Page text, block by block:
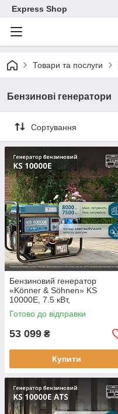
Express Shop
Товари та послуги
Бензинові генератори
Сортування
Бензиновий генератор
«Könner & Söhnen» KS
10000E, 7.5 кВт,
електрозапуск
Готово до відправки
53 099 ₴
Купити